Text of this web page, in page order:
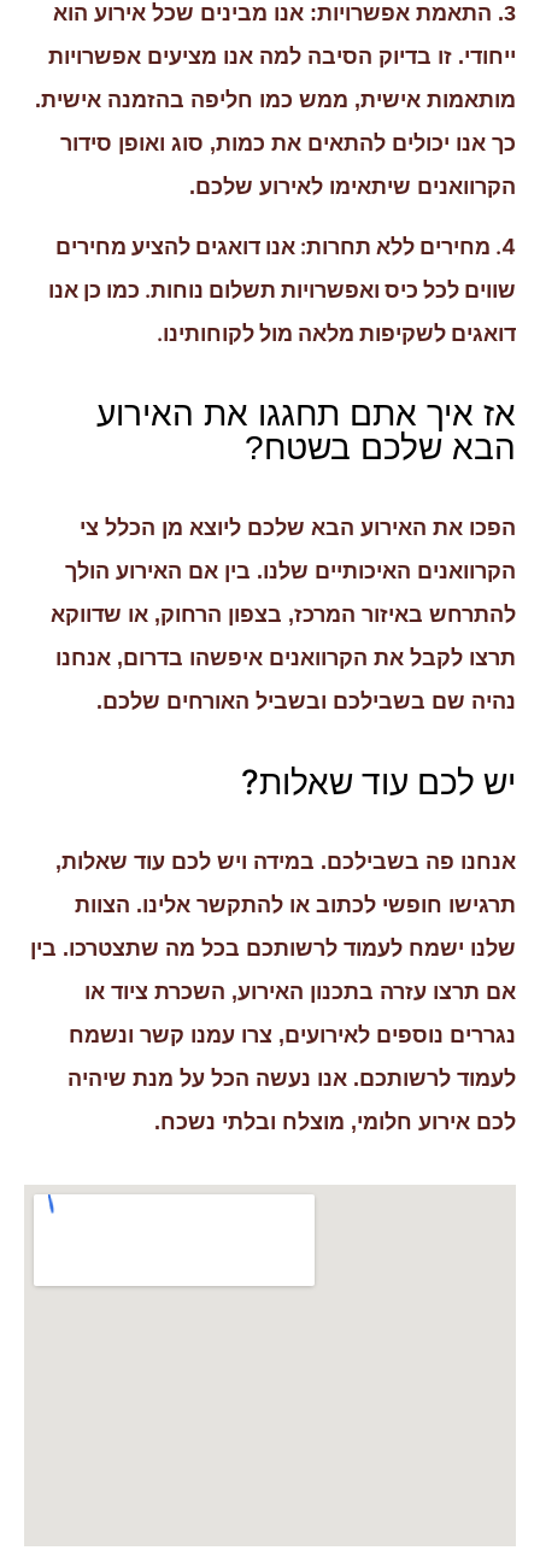
3. התאמת אפשרויות: אנו מבינים שכל אירוע הוא
ייחודי. זו בדיוק הסיבה למה אנו מציעים אפשרויות
מותאמות אישית, ממש כמו חליפה בהזמנה אישית.
כך אנו יכולים להתאים את כמות, סוג ואופן סידור
הקרוואנים שיתאימו לאירוע שלכם.
4. מחירים ללא תחרות: אנו דואגים להציע מחירים
שווים לכל כיס ואפשרויות תשלום נוחות. כמו כן אנו
דואגים לשקיפות מלאה מול לקוחותינו.
אז איך אתם תחגגו את האירוע
הבא שלכם בשטח?
הפכו את האירוע הבא שלכם ליוצא מן הכלל צי
הקרוואנים האיכותיים שלנו. בין אם האירוע הולך
להתרחש באיזור המרכז, בצפון הרחוק, או שדווקא
תרצו לקבל את הקרוואנים איפשהו בדרום, אנחנו
נהיה שם בשבילכם ובשביל האורחים שלכם.
יש לכם עוד שאלות?
אנחנו פה בשבילכם. במידה ויש לכם עוד שאלות,
תרגישו חופשי לכתוב או להתקשר אלינו. הצוות
שלנו ישמח לעמוד לרשותכם בכל מה שתצטרכו. בין
אם תרצו עזרה בתכנון האירוע, השכרת ציוד או
נגררים נוספים לאירועים, צרו עמנו קשר ונשמח
לעמוד לרשותכם. אנו נעשה הכל על מנת שיהיה
לכם אירוע חלומי, מוצלח ובלתי נשכח.